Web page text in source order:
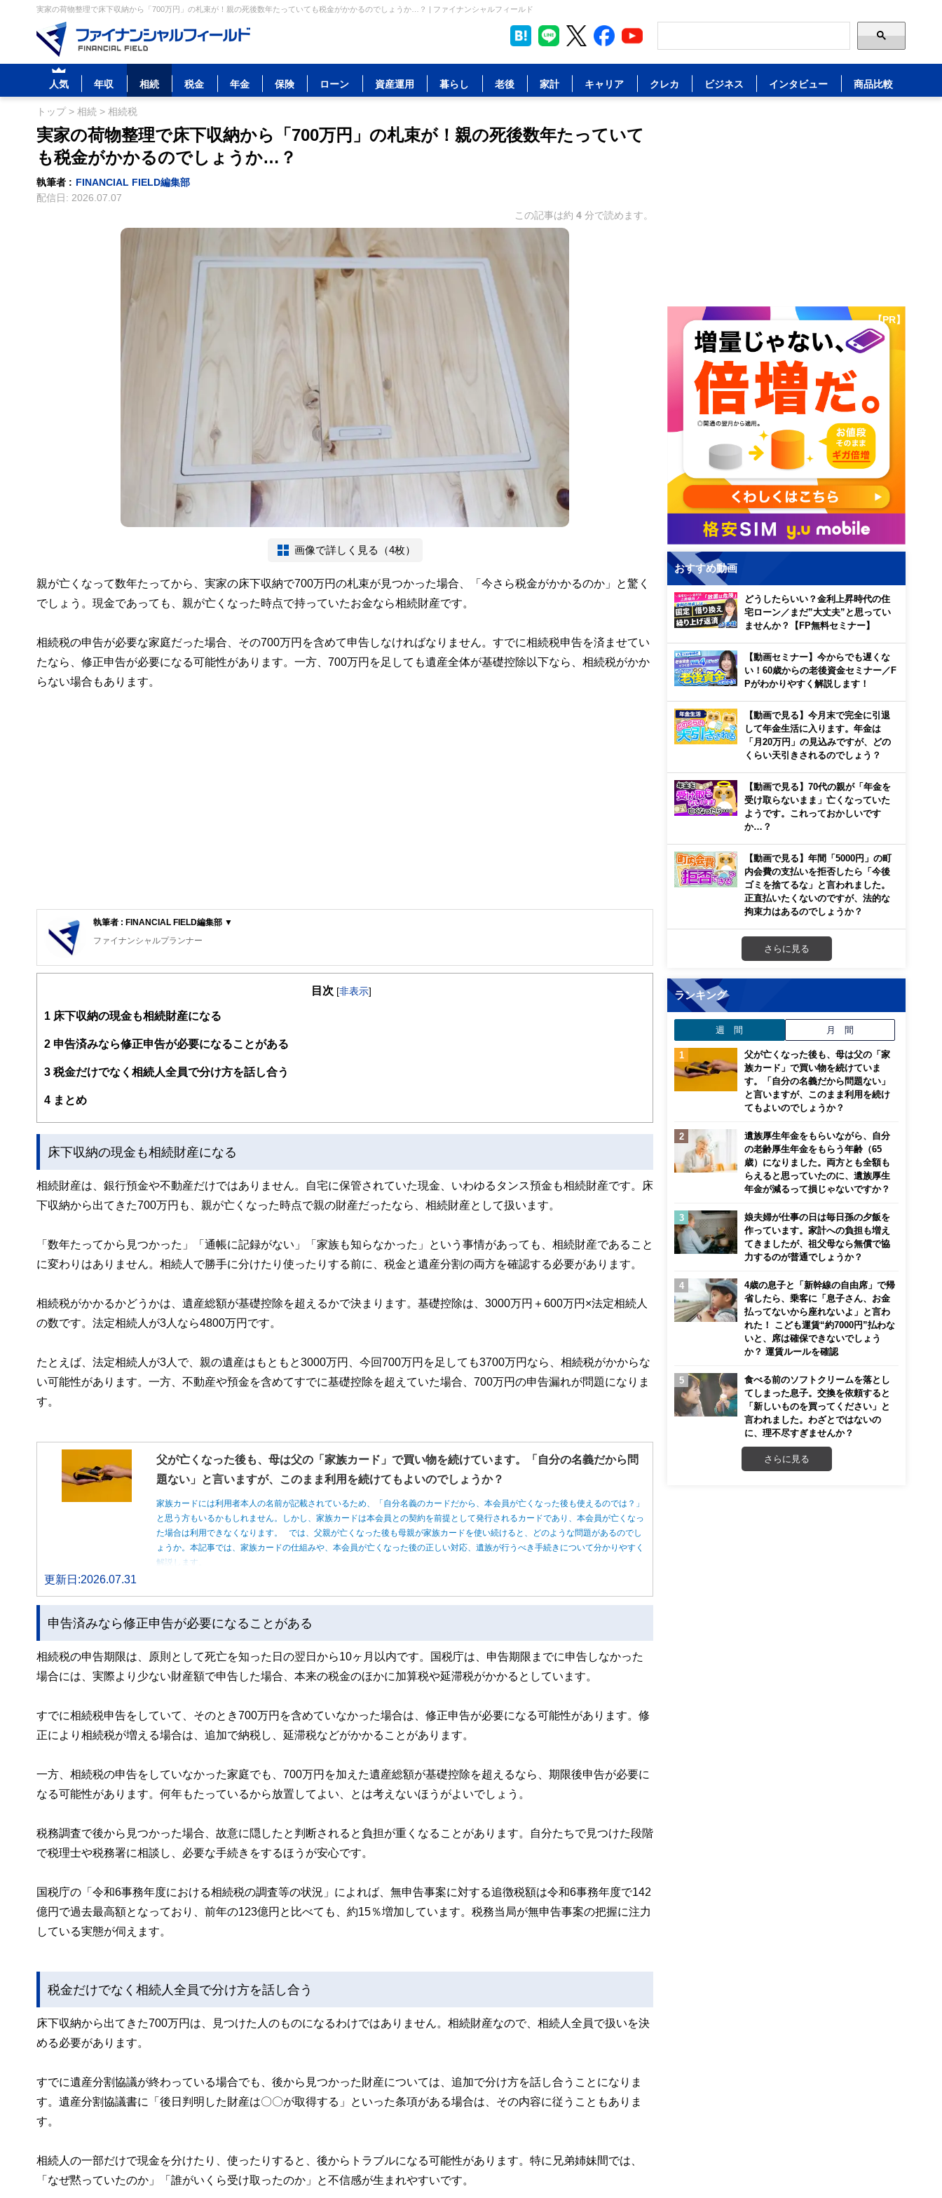
実家の荷物整理で床下収納から「700万円」の札束が！親の死後数年たっていても税金がかかるのでしょうか…？ | ファイナンシャルフィールド
人気 年収 相続 税金 年金 保険 ローン 資産運用 暮らし 老後 家計 キャリア クレカ ビジネス インタビュー 商品比較
トップ> 相続 > 相続税
実家の荷物整理で床下収納から「700万円」の札束が！親の死後数年たっていて
も税金がかかるのでしょうか…？
執筆者 : FINANCIAL FIELD編集部
配信日: 2026.07.07
この記事は約 4 分で読めます。
画像で詳しく見る（4枚）
親が亡くなって数年たってから、実家の床下収納で700万円の札束が見つかった場合、「今さら税金がかかるのか」と驚く
でしょう。現金であっても、親が亡くなった時点で持っていたお金なら相続財産です。
相続税の申告が必要な家庭だった場合、その700万円を含めて申告しなければなりません。すでに相続税申告を済ませてい
たなら、修正申告が必要になる可能性があります。一方、700万円を足しても遺産全体が基礎控除以下なら、相続税がかか
らない場合もあります。
執筆者 : FINANCIAL FIELD編集部 ▼
ファイナンシャルプランナー
FinancialField編集部は、金融、経済に関する記事を、日々の暮らしにどのような影響を与えるかという視点で、お金の知識がない方でも理解でき
案から記事掲載まですべての工程に関わることで、読者目線のコンテンツを追求しています。
FinancialFieldの特徴は、ファイナンシャルプランナー、弁護士、税理士、宅地建物取引士、相続診断士、住宅ローンアドバイザー、DCプランナ
ー、公認会計士、社会保険労務士、行政書士、投資アナリスト、キャリアコンサルタントなど150名以上の有資格者を執筆者・監修者として迎
私たちは、快適でより良い生活のアイデアを提供するお金のコンシェルジュを目指します。
目次 [非表示]
1 床下収納の現金も相続財産になる
2 申告済みなら修正申告が必要になることがある
3 税金だけでなく相続人全員で分け方を話し合う
4 まとめ
床下収納の現金も相続財産になる
相続財産は、銀行預金や不動産だけではありません。自宅に保管されていた現金、いわゆるタンス預金も相続財産です。床
下収納から出てきた700万円も、親が亡くなった時点で親の財産だったなら、相続財産として扱います。
「数年たってから見つかった」「通帳に記録がない」「家族も知らなかった」という事情があっても、相続財産であること
に変わりはありません。相続人で勝手に分けたり使ったりする前に、税金と遺産分割の両方を確認する必要があります。
相続税がかかるかどうかは、遺産総額が基礎控除を超えるかで決まります。基礎控除は、3000万円＋600万円×法定相続人
の数です。法定相続人が3人なら4800万円です。
たとえば、法定相続人が3人で、親の遺産はもともと3000万円、今回700万円を足しても3700万円なら、相続税がかからな
い可能性があります。一方、不動産や預金を含めてすでに基礎控除を超えていた場合、700万円の申告漏れが問題になりま
す。
父が亡くなった後も、母は父の「家族カード」で買い物を続けています。「自分の名義だから問
題ない」と言いますが、このまま利用を続けてもよいのでしょうか？
家族カードには利用者本人の名前が記載されているため、「自分名義のカードだから、本会員が亡くなった後も使えるのでは？」
と思う方もいるかもしれません。しかし、家族カードは本会員との契約を前提として発行されるカードであり、本会員が亡くなっ
た場合は利用できなくなります。 では、父親が亡くなった後も母親が家族カードを使い続けると、どのような問題があるのでし
ょうか。本記事では、家族カードの仕組みや、本会員が亡くなった後の正しい対応、遺族が行うべき手続きについて分かりやすく
解説します。
更新日:2026.07.31
申告済みなら修正申告が必要になることがある
相続税の申告期限は、原則として死亡を知った日の翌日から10ヶ月以内です。国税庁は、申告期限までに申告しなかった
場合には、実際より少ない財産額で申告した場合、本来の税金のほかに加算税や延滞税がかかるとしています。
すでに相続税申告をしていて、そのとき700万円を含めていなかった場合は、修正申告が必要になる可能性があります。修
正により相続税が増える場合は、追加で納税し、延滞税などがかかることがあります。
一方、相続税の申告をしていなかった家庭でも、700万円を加えた遺産総額が基礎控除を超えるなら、期限後申告が必要に
なる可能性があります。何年もたっているから放置してよい、とは考えないほうがよいでしょう。
税務調査で後から見つかった場合、故意に隠したと判断されると負担が重くなることがあります。自分たちで見つけた段階
で税理士や税務署に相談し、必要な手続きをするほうが安心です。
国税庁の「令和6事務年度における相続税の調査等の状況」によれば、無申告事案に対する追徴税額は令和6事務年度で142
億円で過去最高額となっており、前年の123億円と比べても、約15％増加しています。税務当局が無申告事案の把握に注力
している実態が伺えます。
税金だけでなく相続人全員で分け方を話し合う
床下収納から出てきた700万円は、見つけた人のものになるわけではありません。相続財産なので、相続人全員で扱いを決
める必要があります。
すでに遺産分割協議が終わっている場合でも、後から見つかった財産については、追加で分け方を話し合うことになりま
す。遺産分割協議書に「後日判明した財産は〇〇が取得する」といった条項がある場合は、その内容に従うこともありま
す。
相続人の一部だけで現金を分けたり、使ったりすると、後からトラブルになる可能性があります。特に兄弟姉妹間では、
「なぜ黙っていたのか」「誰がいくら受け取ったのか」と不信感が生まれやすいです。
【PR】
おすすめ動画
どうしたらいい？金利上昇時代の住
宅ローン／まだ”大丈夫”と思ってい
ませんか？【FP無料セミナー】
【動画セミナー】今からでも遅くな
い！60歳からの老後資金セミナー／F
Pがわかりやすく解説します！
【動画で見る】今月末で完全に引退
して年金生活に入ります。年金は
「月20万円」の見込みですが、どの
くらい天引きされるのでしょう？
【動画で見る】70代の親が「年金を
受け取らないまま」亡くなっていた
ようです。これっておかしいです
か…？
【動画で見る】年間「5000円」の町
内会費の支払いを拒否したら「今後
ゴミを捨てるな」と言われました。
正直払いたくないのですが、法的な
拘束力はあるのでしょうか？
さらに見る
ランキング
週 間 月 間
父が亡くなった後も、母は父の「家
族カード」で買い物を続けていま
す。「自分の名義だから問題ない」
と言いますが、このまま利用を続け
てもよいのでしょうか？
遺族厚生年金をもらいながら、自分
の老齢厚生年金をもらう年齢（65
歳）になりました。両方とも全額も
らえると思っていたのに、遺族厚生
年金が減るって損じゃないですか？
娘夫婦が仕事の日は毎日孫の夕飯を
作っています。家計への負担も増え
てきましたが、祖父母なら無償で協
力するのが普通でしょうか？
4歳の息子と「新幹線の自由席」で帰
省したら、乗客に「息子さん、お金
払ってないから座れないよ」と言わ
れた！ こども運賃“約7000円”払わな
いと、席は確保できないでしょう
か？ 運賃ルールを確認
食べる前のソフトクリームを落とし
てしまった息子。交換を依頼すると
「新しいものを買ってください」と
言われました。わざとではないの
に、理不尽すぎませんか？
さらに見る